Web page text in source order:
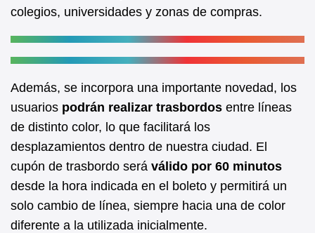
colegios, universidades y zonas de compras.
Además, se incorpora una importante novedad, los
usuarios podrán realizar trasbordos entre líneas
de distinto color, lo que facilitará los
desplazamientos dentro de nuestra ciudad. El
cupón de trasbordo será válido por 60 minutos
desde la hora indicada en el boleto y permitirá un
solo cambio de línea, siempre hacia una de color
diferente a la utilizada inicialmente.